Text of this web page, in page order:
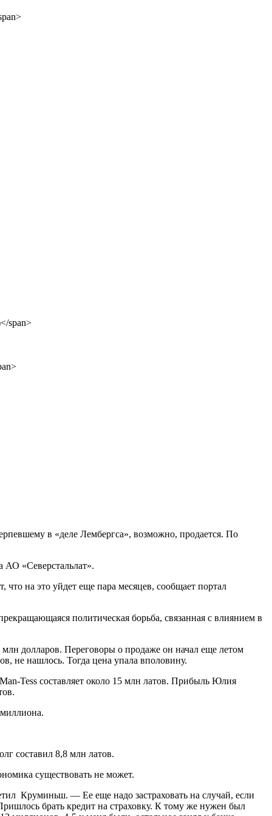
в «деле Лембергса», возможно, продается. По
АО «Северстальлат».
на это уйдет еще пара месяцев, сообщает портал
политическая борьба, связанная с влиянием в
долларов. Переговоры о продаже он начал еще летом
не нашлось. Тогда цена упала вполовину.
Tess составляет около 15 млн латов. Прибыль Юлия
составил 8,8 млн латов.
существовать не может.
Круминьш. — Ее еще надо застраховать на случай, если
брать кредит на страховку. К тому же нужен был